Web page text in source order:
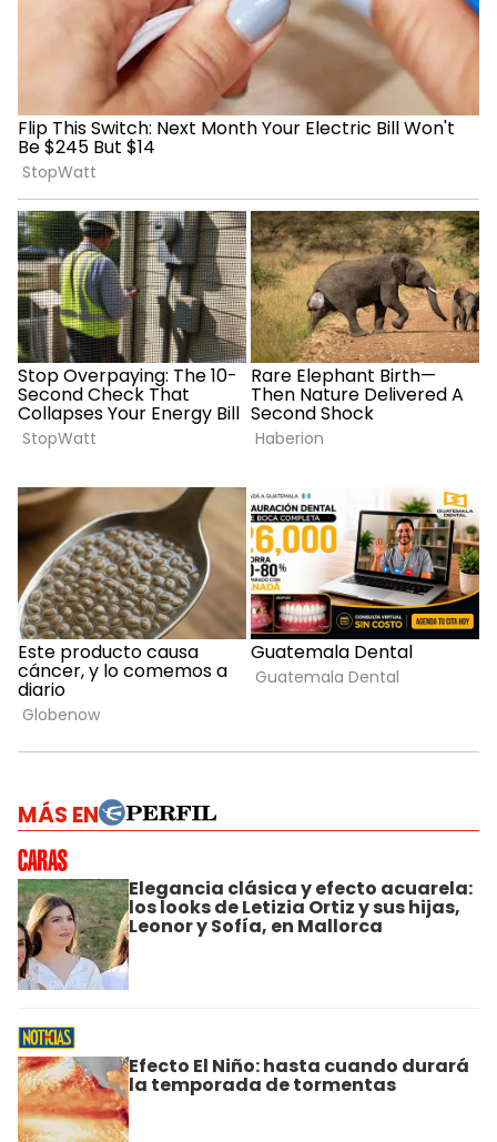
MÁS EN
Elegancia clásica y efecto acuarela:
los looks de Letizia Ortiz y sus hijas,
Leonor y Sofía, en Mallorca
Efecto El Niño: hasta cuando durará
la temporada de tormentas